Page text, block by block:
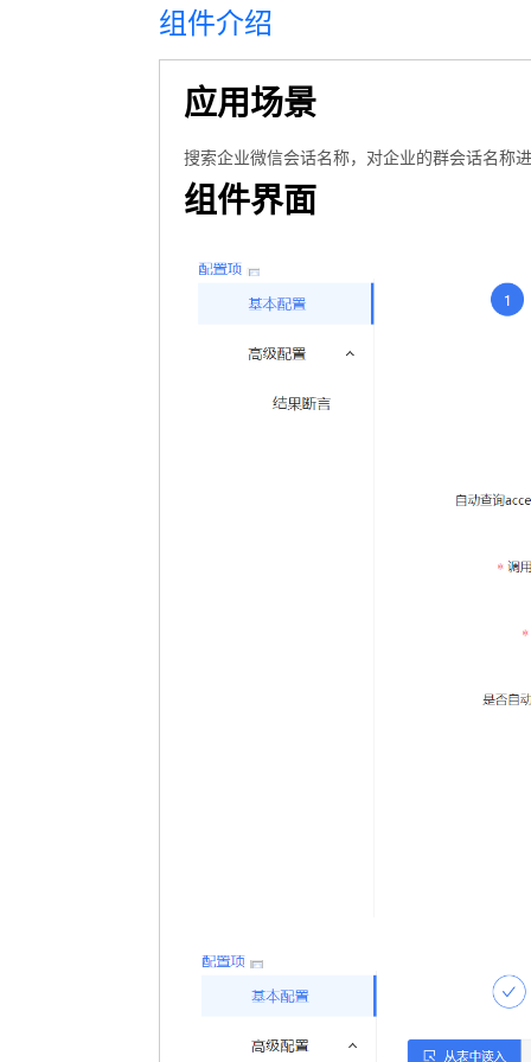
组件介绍
应用场景
搜索企业微信会话名称，对企业的群会话名称
组件界面